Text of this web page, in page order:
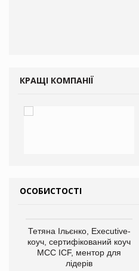
КРАЩІ КОМПАНІЇ
ОСОБИСТОСТІ
Тетяна Ільєнко, Executive-
коуч, сертифікований коуч
МСС ICF, ментор для
лідерів